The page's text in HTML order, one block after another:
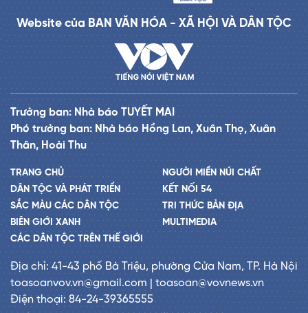
Website của BAN VĂN HÓA - XÃ HỘI VÀ DÂN TỘC
Trưởng ban: Nhà báo TUYẾT MAI
Phó trưởng ban: Nhà báo Hồng Lan, Xuân Thọ, Xuân
Thân, Hoài Thu
TRANG CHỦ
DÂN TỘC VÀ PHÁT TRIỂN
SẮC MÀU CÁC DÂN TỘC
BIÊN GIỚI XANH
CÁC DÂN TỘC TRÊN THẾ GIỚI
NGƯỜI MIỀN NÚI CHẤT
KẾT NỐI 54
TRI THỨC BẢN ĐỊA
MULTIMEDIA
Địa chỉ: 41-43 phố Bà Triệu, phường Cửa Nam, TP. Hà Nội
toasoanvov.vn@gmail.com | toasoan@vovnews.vn
Điện thoại: 84-24-39365555